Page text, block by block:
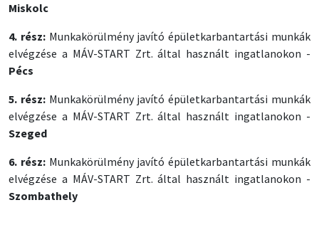
Miskolc
4. rész:Munkakörülmény javító épületkarbantartási munkák
elvégzése a MÁV-START Zrt. által használt ingatlanokon -
Pécs
5. rész:Munkakörülmény javító épületkarbantartási munkák
elvégzése a MÁV-START Zrt. által használt ingatlanokon -
Szeged
6. rész:Munkakörülmény javító épületkarbantartási munkák
elvégzése a MÁV-START Zrt. által használt ingatlanokon -
Szombathely